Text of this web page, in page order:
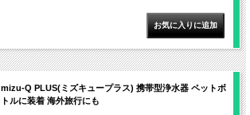
mizu-Q PLUS(ミズキュープラス) 携帯型浄水器 ペットボ
トルに装着 海外旅行にも